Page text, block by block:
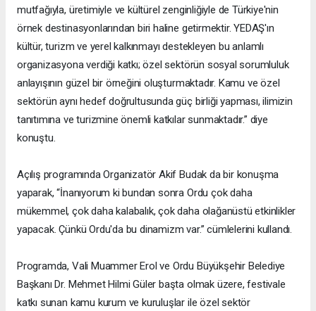
mutfağıyla, üretimiyle ve kültürel zenginliğiyle de Türkiye'nin
örnek destinasyonlarından biri haline getirmektir. YEDAŞ'ın
kültür, turizm ve yerel kalkınmayı destekleyen bu anlamlı
organizasyona verdiği katkı; özel sektörün sosyal sorumluluk
anlayışının güzel bir örneğini oluşturmaktadır. Kamu ve özel
sektörün aynı hedef doğrultusunda güç birliği yapması, ilimizin
tanıtımına ve turizmine önemli katkılar sunmaktadır.” diye
konuştu.
Açılış programında Organizatör Akif Budak da bir konuşma
yaparak, “İnanıyorum ki bundan sonra Ordu çok daha
mükemmel, çok daha kalabalık, çok daha olağanüstü etkinlikler
yapacak. Çünkü Ordu'da bu dinamizm var.” cümlelerini kullandı.
Programda, Vali Muammer Erol ve Ordu Büyükşehir Belediye
Başkanı Dr. Mehmet Hilmi Güler başta olmak üzere, festivale
katkı sunan kamu kurum ve kuruluşlar ile özel sektör